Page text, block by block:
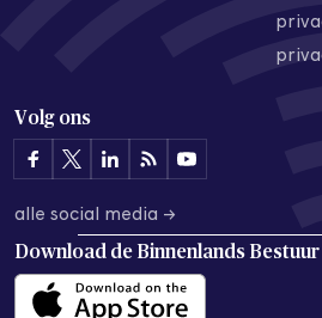
Volg ons
alle social media →
Download de Binnenlands